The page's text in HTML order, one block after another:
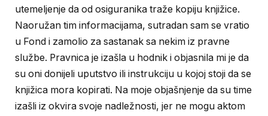
utemeljenje da od osiguranika traže kopiju knjižice.
Naoružan tim informacijama, sutradan sam se vratio
u Fond i zamolio za sastanak sa nekim iz pravne
službe. Pravnica je izašla u hodnik i objasnila mi je da
su oni donijeli uputstvo ili instrukciju u kojoj stoji da se
knjižica mora kopirati. Na moje objašnjenje da su time
izašli iz okvira svoje nadležnosti, jer ne mogu aktom